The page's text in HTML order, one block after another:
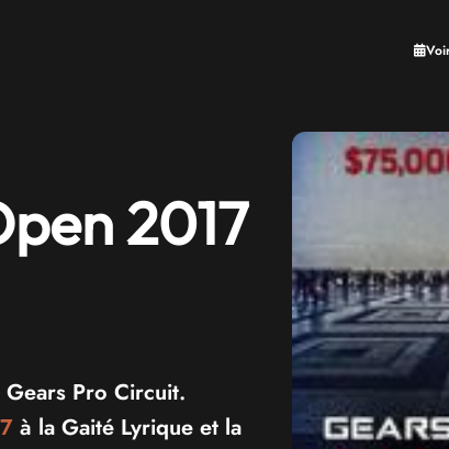
2017
Pro Circuit.
à la Gaité Lyrique et la